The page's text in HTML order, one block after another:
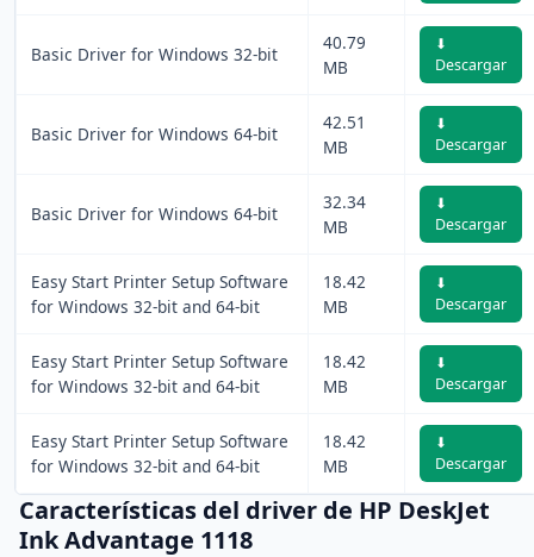
Basic Driver for Windows 32-bit
40.79
MB
⬇
Descargar
Basic Driver for Windows 64-bit
42.51
MB
⬇
Descargar
Basic Driver for Windows 64-bit
32.34
MB
⬇
Descargar
Easy Start Printer Setup Software
for Windows 32-bit and 64-bit
18.42
MB
⬇
Descargar
Easy Start Printer Setup Software
for Windows 32-bit and 64-bit
18.42
MB
⬇
Descargar
Easy Start Printer Setup Software
for Windows 32-bit and 64-bit
18.42
MB
⬇
Descargar
Características del driver de HP DeskJet
Ink Advantage 1118